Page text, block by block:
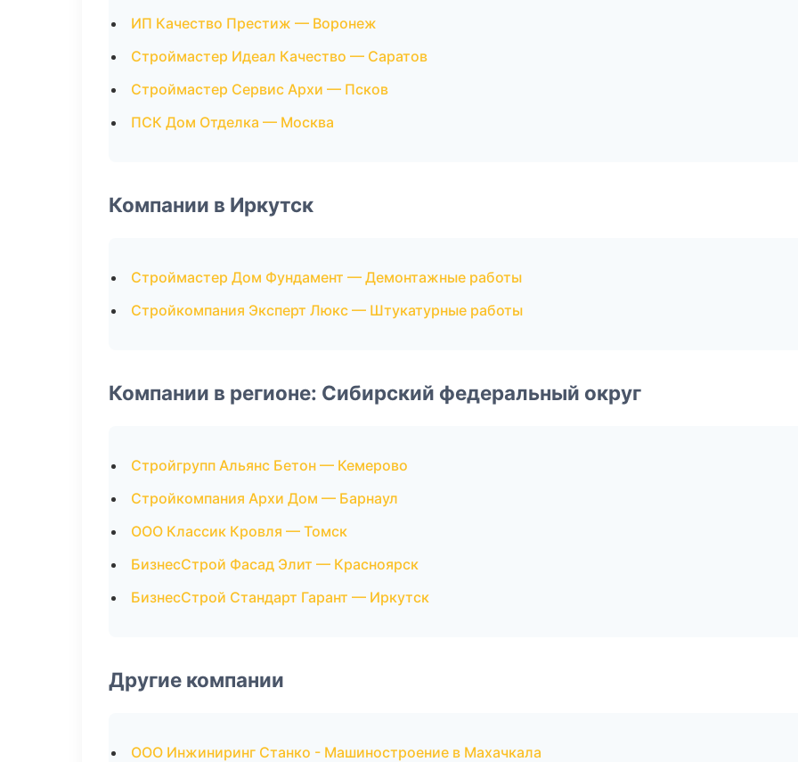
ИП Качество Престиж — Воронеж
Строймастер Идеал Качество — Саратов
Строймастер Сервис Архи — Псков
ПСК Дом Отделка — Москва
Компании в Иркутск
Строймастер Дом Фундамент — Демонтажные работы
Стройкомпания Эксперт Люкс — Штукатурные работы
Компании в регионе: Сибирский федеральный округ
Стройгрупп Альянс Бетон — Кемерово
Стройкомпания Архи Дом — Барнаул
ООО Классик Кровля — Томск
БизнесСтрой Фасад Элит — Красноярск
БизнесСтрой Стандарт Гарант — Иркутск
Другие компании
ООО Инжиниринг Станко - Машиностроение в Махачкала